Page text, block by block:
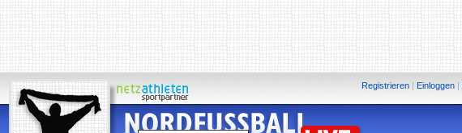
Registrieren | Einloggen |